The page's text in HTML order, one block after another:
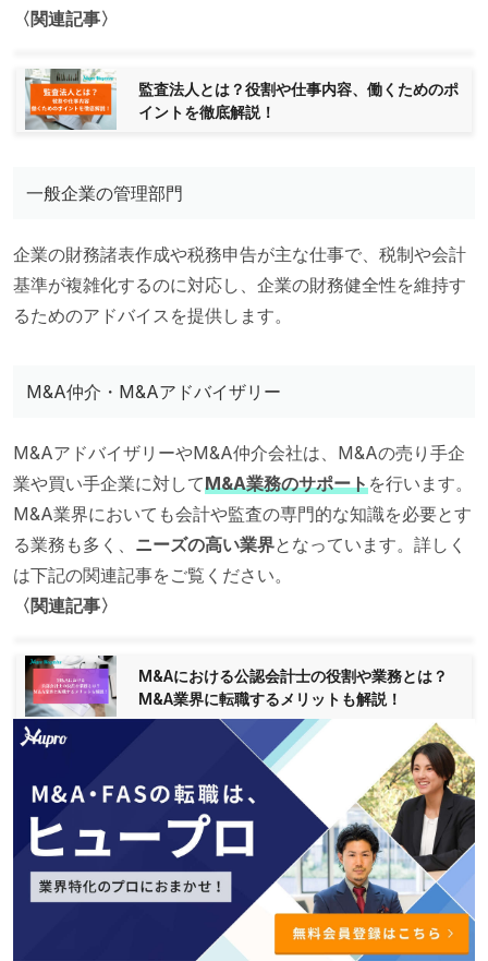
〈関連記事〉
監査法人とは？役割や仕事内容、働くためのポ
イントを徹底解説！
一般企業の管理部門
企業の財務諸表作成や税務申告が主な仕事で、税制や会計
基準が複雑化するのに対応し、企業の財務健全性を維持す
るためのアドバイスを提供します。
M&A仲介・M&Aアドバイザリー
M&AアドバイザリーやM&A仲介会社は、M&Aの売り手企
業や買い手企業に対してM&A業務のサポートを行います。
M&A業界においても会計や監査の専門的な知識を必要とす
る業務も多く、 ニーズの高い業界となっています。詳しく
は下記の関連記事をご覧ください。
〈関連記事〉
M&Aにおける公認会計士の役割や業務とは？
M&A業界に転職するメリットも解説！